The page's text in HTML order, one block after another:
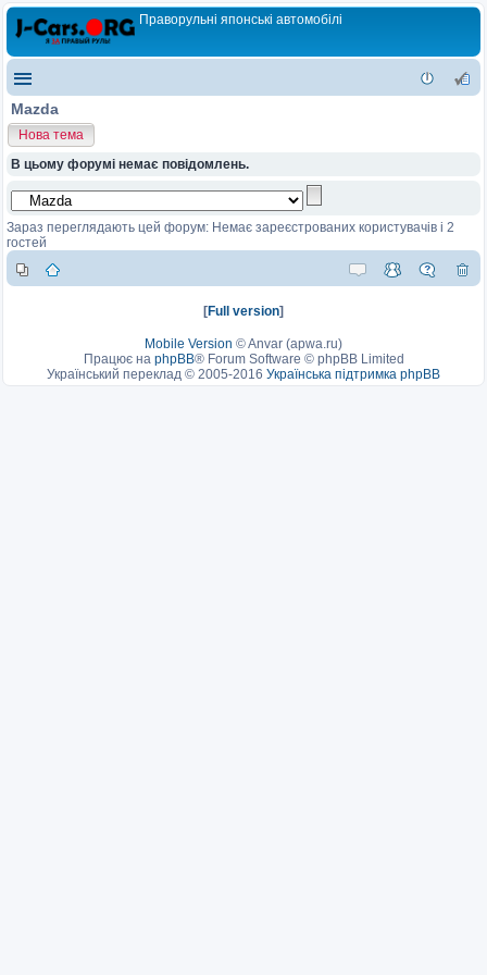
Праворульні японські автомобілі
Mazda
Нова тема
В цьому форумі немає повідомлень.
Зараз переглядають цей форум: Немає зареєстрованих користувачів і 2
гостей
[Full version]
Mobile Version ©Anvar (apwa.ru)
Працює на phpBB® Forum Software © phpBB Limited
Український переклад © 2005-2016 Українська підтримка phpBB